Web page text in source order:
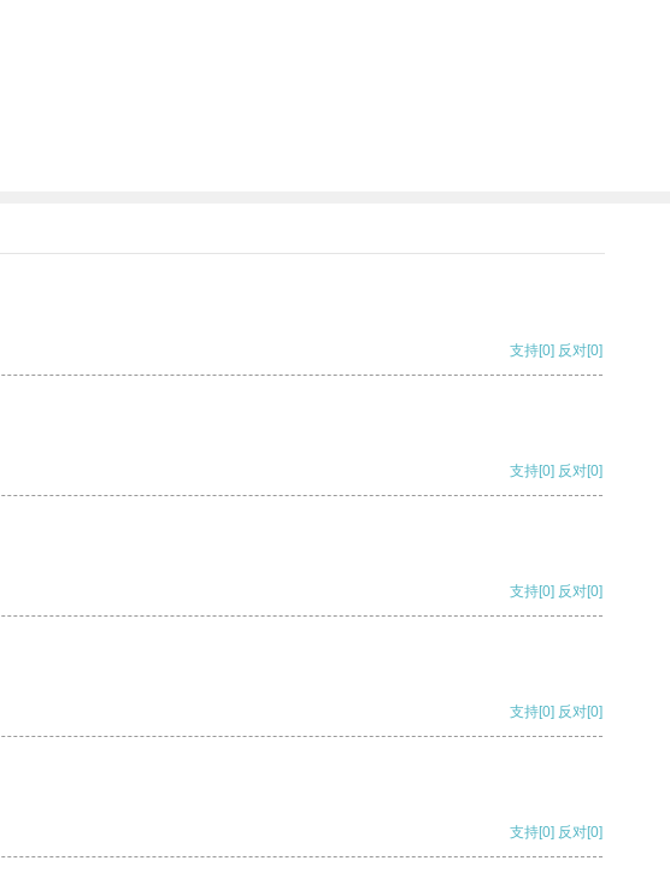
支持[0] 反对[0]
支持[0] 反对[0]
支持[0] 反对[0]
支持[0] 反对[0]
支持[0] 反对[0]